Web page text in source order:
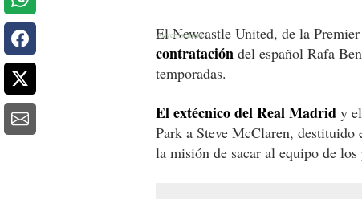
El Newcastle United, de la
contratación del español Rafa
temporadas.
El extécnico del Real Madrid y
Park a Steve McClaren, destituido
la misión de sacar al equipo de los